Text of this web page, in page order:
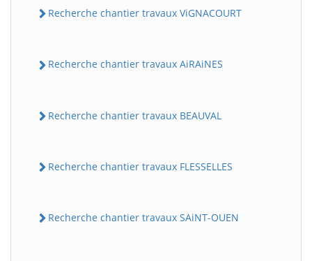
Recherche chantier travaux ViGNACOURT
Recherche chantier travaux AiRAiNES
Recherche chantier travaux BEAUVAL
Recherche chantier travaux FLESSELLES
Recherche chantier travaux SAiNT-OUEN